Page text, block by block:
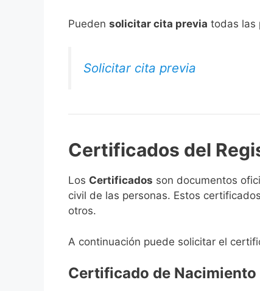
​Pueden solicitar cita previa todas las
Solicitar cita previa
Certificados del
Los Certificados son documentos
civil de las personas. Estos
otros.
A continuación puede solicitar el
Certificado de Nacimiento